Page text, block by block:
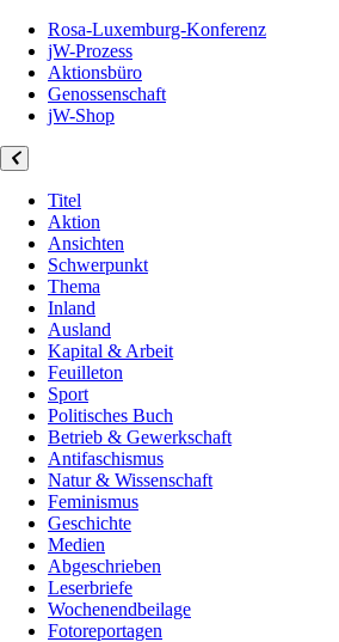
Rosa-Luxemburg-Konferenz
jW-Prozess
Aktionsbüro
Genossenschaft
jW-Shop
Titel
Aktion
Ansichten
Schwerpunkt
Thema
Inland
Ausland
Kapital & Arbeit
Feuilleton
Sport
Politisches Buch
Betrieb & Gewerkschaft
Antifaschismus
Natur & Wissenschaft
Feminismus
Geschichte
Medien
Abgeschrieben
Leserbriefe
Wochenendbeilage
Fotoreportagen